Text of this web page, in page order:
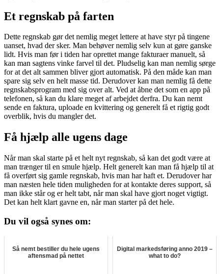
Et regnskab på farten
Dette regnskab gør det nemlig meget lettere at have styr på tingene
uanset, hvad der sker. Man behøver nemlig selv kun at gøre ganske
lidt. Hvis man før i tiden har oprettet mange fakturaer manuelt, så
kan man sagtens vinke farvel til det. Pludselig kan man nemlig sørge
for at det alt sammen bliver gjort automatisk. På den måde kan man
spare sig selv en helt masse tid. Derudover kan man nemlig få dette
regnskabsprogram med sig over alt. Ved at åbne det som en app på
telefonen, så kan du klare meget af arbejdet derfra. Du kan nemt
sende en faktura, uploade en kvittering og generelt få et rigtig godt
overblik, hvis du mangler det.
Få hjælp alle ugens dage
Når man skal starte på et helt nyt regnskab, så kan det godt være at
man trænger til en smule hjælp. Helt generelt kan man få hjælp til at
få overført sig gamle regnskab, hvis man har haft et. Derudover har
man næsten hele tiden muligheden for at kontakte deres support, så
man ikke står og er helt tabt, når man skal have gjort noget vigtigt.
Det kan helt klart gavne en, når man starter på det hele.
Du vil også synes om:
Så nemt bestiller du hele ugens
aftensmad på nettet
Digital markedsføring anno 2019 –
what to do?